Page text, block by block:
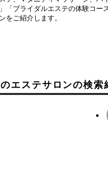
「ブライダルエステの体験コ
をご紹介します。
エステサロンの検索